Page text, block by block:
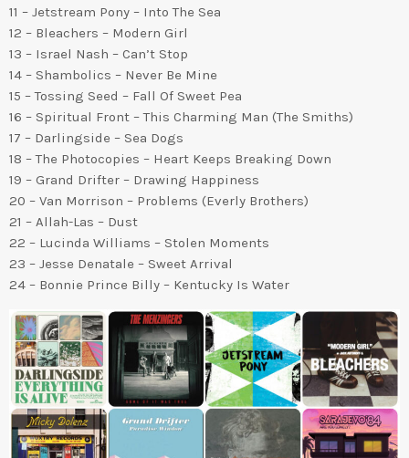
11 – Jetstream Pony – Into The Sea
12 – Bleachers – Modern Girl
13 – Israel Nash – Can’t Stop
14 – Shambolics – Never Be Mine
15 – Tossing Seed – Fall Of Sweet Pea
16 – Spiritual Front – This Charming Man (The Smiths)
17 – Darlingside – Sea Dogs
18 – The Photocopies – Heart Keeps Breaking Down
19 – Grand Drifter – Drawing Happiness
20 – Van Morrison – Problems (Everly Brothers)
21 – Allah-Las – Dust
22 – Lucinda Williams – Stolen Moments
23 – Jesse Denatale – Sweet Arrival
24 – Bonnie Prince Billy – Kentucky Is Water